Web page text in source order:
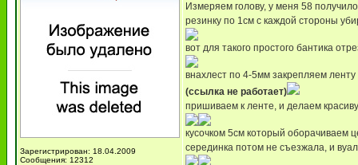
Зарегистрирован: 18.04.2009
Сообщения: 12312
Измеряем голову, у меня 58
резинку по 1см с каждой стороны
вот для такого простого бантика
внахлест по 4-5мм закрепляем
(ссылка не работает)
пришиваем к ленте, и делаем
кусочком 5см который оборачиваем
серединка потом не съезжала, и